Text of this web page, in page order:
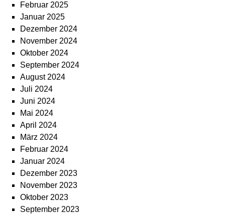
Februar 2025
Januar 2025
Dezember 2024
November 2024
Oktober 2024
September 2024
August 2024
Juli 2024
Juni 2024
Mai 2024
April 2024
März 2024
Februar 2024
Januar 2024
Dezember 2023
November 2023
Oktober 2023
September 2023